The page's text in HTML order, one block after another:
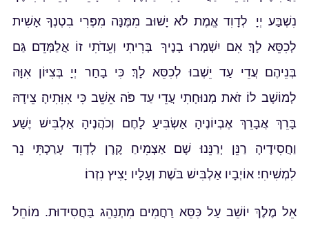
נִשְׁבַּע יְיָ לְדָוִד אֱמֶת לֹא יָשׁוּב מִמֶּנָּה מִפְּרִי בִטְנְךָ אָשִׁית
לְכִסֵּא לָךְ׃ אִם יִשְׁמְרוּ בָנֶיךָ בְּרִיתִי וְעֵדֹתִי זוֹ אֲלַמְּדֵם גַּם
בְּנֵיהֶם עֲדֵי עַד יֵשְׁבוּ לְכִסֵּא לָךְ׃ כִּי בָחַר יְיָ בְּצִיּוֹן אִוָּהּ
לְמוֹשָׁב לוֹ׃ זֹאת מְנוּחָתִי עֲדֵי עַד פֹּה אֵשֵׁב כִּי אִוִּתִיהָ׃ צֵידָהּ
בָּרֵךְ אֲבָרֵךְ אֶבְיוֹנֶיהָ אַשְׂבִּיעַ לָחֶם׃ וְכֹהֲנֶיהָ אַלְבִּישׁ יֶשַׁע
וַחֲסִידֶיהָ רַנֵּן יְרַנֵּנוּ׃ שָׁם אַצְמִיחַ קֶרֶן לְדָוִד עָרַכְתִּי נֵר
לִמְשִׁיחִי׃ אוֹיְבָיו אַלְבִּישׁ בֹּשֶׁת וְעָלָיו יָצִיץ נִזְרוֹ׃
אֵל מֶלֶךְ יוֹשֵׁב עַל כִּסֵּא רַחֲמִים מִתְנַהֵג בַּחֲסִידוּת. מוֹחֵל